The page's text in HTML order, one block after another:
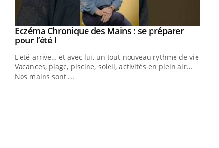
Youtube
Eczéma Chronique des Mains : se préparer
pour l’été !Youtube
L'été arrive… et avec lui, un tout nouveau rythme de vie !
Vacances, plage, piscine, soleil, activités en plein air…
Nos mains sont ...